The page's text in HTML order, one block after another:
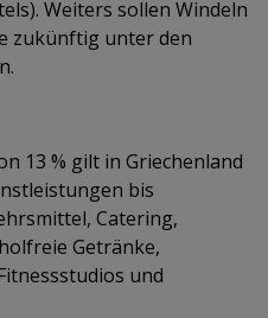
Weiters sollen Windeln
zukünftig unter den
13 % gilt in Griechenland
bis
Catering,
Getränke,
und